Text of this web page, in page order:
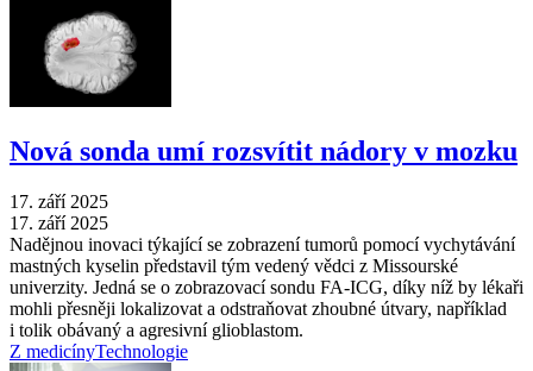
Nová sonda umí rozsvítit nádory v mozku
17. září 2025
17. září 2025
Nadějnou inovaci týkající se zobrazení tumorů pomocí vychytávání
mastných kyselin představil tým vedený vědci z Missourské
univerzity. Jedná se o zobrazovací sondu FA-ICG, díky níž by lékaři
mohli přesněji lokalizovat a odstraňovat zhoubné útvary, například
i tolik obávaný a agresivní glioblastom.
Z medicínyTechnologie